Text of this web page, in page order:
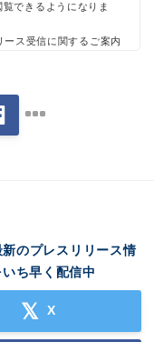
できるようになりま
ース受信に関するご案内
のプレスリリース情
ち早く配信中
X